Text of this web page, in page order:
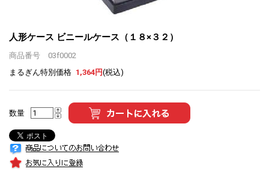
人形ケース ビニールケース（１８×３２）
商品番号 03f0002
まるぎん特別価格 1,364円(税込)
数量